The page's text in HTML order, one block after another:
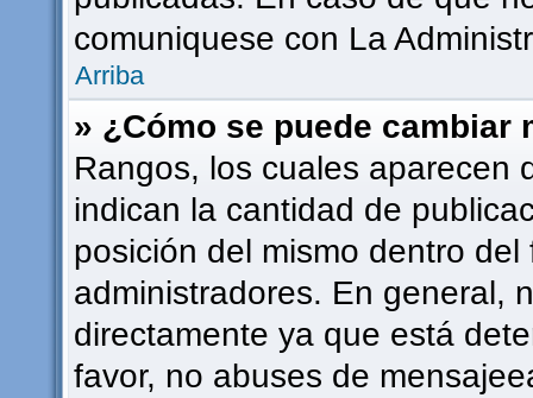
comuniquese con La
Arriba
» ¿Cómo se puede cambiar
Rangos, los cuales aparecen
indican la cantidad de
posición del mismo dentro
administradores. En general,
directamente ya que está
favor, no abuses de